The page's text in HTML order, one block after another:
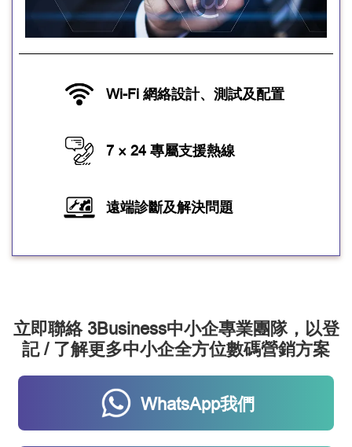
Wi-Fi 網絡設計、測試及配置
7 × 24 專屬支援熱線
遠端診斷及解決問題
立即聯絡 3Business中小企專業團隊，以登
記 / 了解更多中小企全方位數碼營銷方案
WhatsApp我們